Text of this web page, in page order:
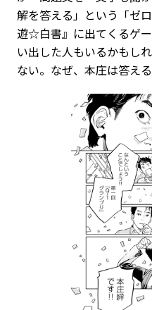
解を答える」という「ゼ
遊☆白書』に出てくるゲ
い出した人もいるかもし
ない。なぜ、本庄は答え